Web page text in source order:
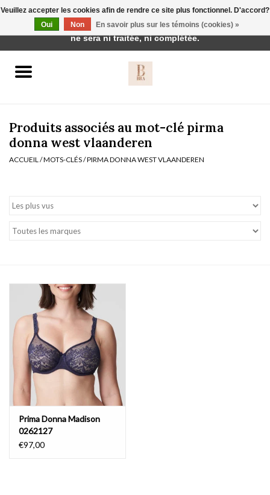
vêtements de nuit
Homewear
Lingerie-accessoires
Cartes-cadeaux
Produits associés au mot-clé pirma
donna west vlaanderen
ACCUEIL /MOTS-CLÉS/PIRMA DONNA WEST VLAANDEREN
Prima Donna Madison
0262127
€97,00
Veuillez accepter les cookies afin de rendre ce site plus fonctionnel. D'accord?
Oui
Non En savoir plus sur les témoins (cookies) »
Cette boutique est en construction. Toute commande passée
ne sera ni traitée, ni complétée.